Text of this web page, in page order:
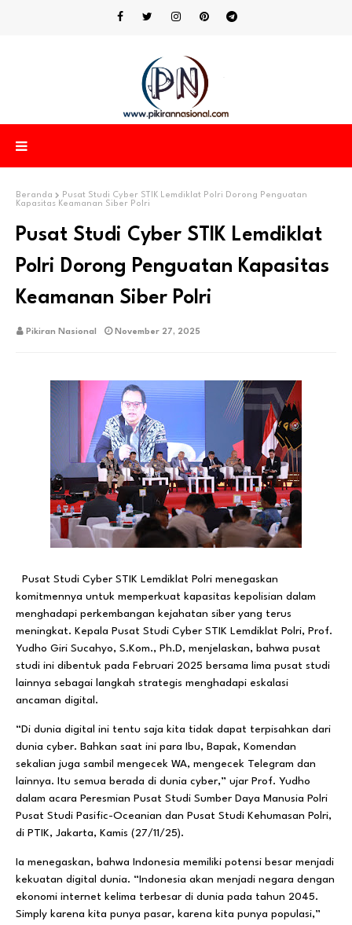
Beranda
Pusat Studi Cyber STIK Lemdiklat Polri Dorong Penguatan
Kapasitas Keamanan Siber Polri
Pusat Studi Cyber STIK Lemdiklat
Polri Dorong Penguatan Kapasitas
Keamanan Siber Polri
Pikiran Nasional November 27, 2025
Pusat Studi Cyber STIK Lemdiklat Polri menegaskan
komitmennya untuk memperkuat kapasitas kepolisian dalam
menghadapi perkembangan kejahatan siber yang terus
meningkat. Kepala Pusat Studi Cyber STIK Lemdiklat Polri, Prof.
Yudho Giri Sucahyo, S.Kom., Ph.D, menjelaskan, bahwa pusat
studi ini dibentuk pada Februari 2025 bersama lima pusat studi
lainnya sebagai langkah strategis menghadapi eskalasi
ancaman digital.
“Di dunia digital ini tentu saja kita tidak dapat terpisahkan dari
dunia cyber. Bahkan saat ini para Ibu, Bapak, Komendan
sekalian juga sambil mengecek WA, mengecek Telegram dan
lainnya. Itu semua berada di dunia cyber,” ujar Prof. Yudho
dalam acara Peresmian Pusat Studi Sumber Daya Manusia Polri
Pusat Studi Pasific-Oceanian dan Pusat Studi Kehumasan Polri,
di PTIK, Jakarta, Kamis (27/11/25).
Ia menegaskan, bahwa Indonesia memiliki potensi besar menjadi
kekuatan digital dunia. “Indonesia akan menjadi negara dengan
ekonomi internet kelima terbesar di dunia pada tahun 2045.
Simply karena kita punya pasar, karena kita punya populasi,”